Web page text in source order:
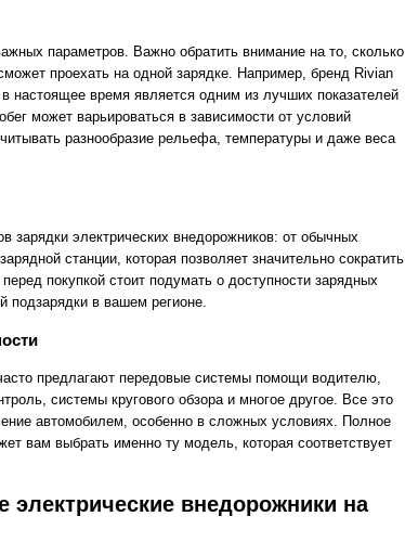
параметров. Важно обратить внимание на то, сколько
проехать на одной зарядке. Например, бренд Rivian
настоящее время является одним из лучших показателей
может варьироваться в зависимости от условий
разнообразие рельефа, температуры и даже веса
зарядки электрических внедорожников: от обычных
станции, которая позволяет значительно сократить
покупкой стоит подумать о доступности зарядных
подзарядки в вашем регионе.
предлагают передовые системы помощи водителю,
системы кругового обзора и многое другое. Все это
автомобилем, особенно в сложных условиях. Полное
вам выбрать именно ту модель, которая соответствует
внедорожники на